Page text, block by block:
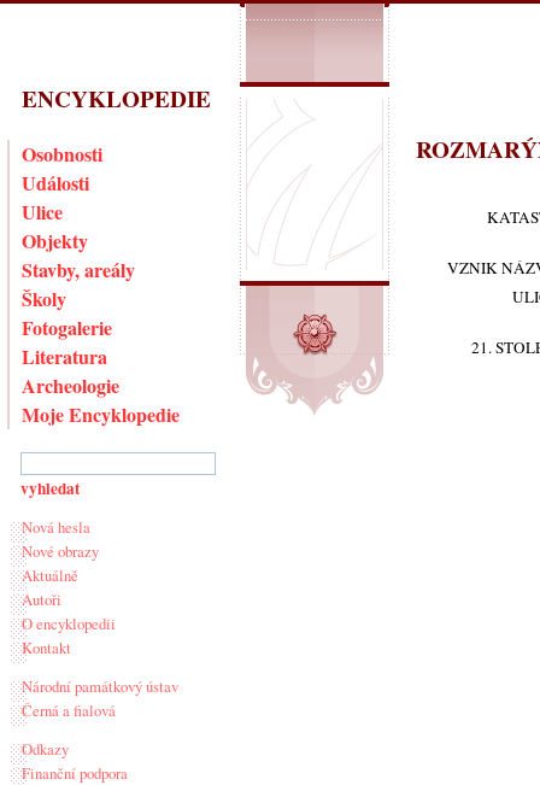
ENCYKLOPEDIE
Osobnosti
Události
Ulice
Objekty
Stavby, areály
Školy
Fotogalerie
Literatura
Archeologie
Moje Encyklopedie
Nová hesla
Nové obrazy
Aktuálně
Autoři
O encyklopedii
Kontakt
Národní památkový ústav
Černá a fialová
Odkazy
Finanční podpora
VZNIK
21.